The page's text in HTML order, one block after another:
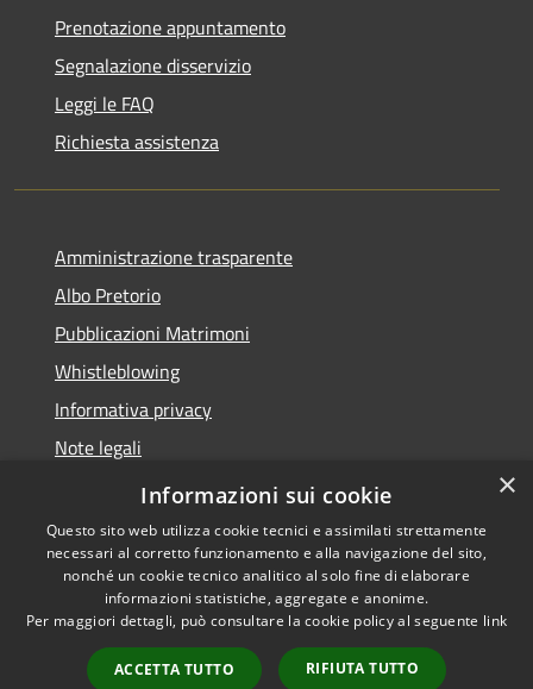
Prenotazione appuntamento
Segnalazione disservizio
Leggi le FAQ
Richiesta assistenza
Amministrazione trasparente
Albo Pretorio
Pubblicazioni Matrimoni
Whistleblowing
Informativa privacy
Note legali
Dichiarazione di accessibilità
Accessibilità
Copyright © 2026 • Comune di
Montegranaro • Powered by
Municipium•
Accesso
×
Informazioni sui cookie
Questo sito web utilizza cookie tecnici e assimilati strettamente
necessari al corretto funzionamento e alla navigazione del sito,
nonché un cookie tecnico analitico al solo fine di elaborare
informazioni statistiche, aggregate e anonime.
Per maggiori dettagli, può consultare la cookie policy al seguente link
ACCETTA TUTTO RIFIUTA TUTTO